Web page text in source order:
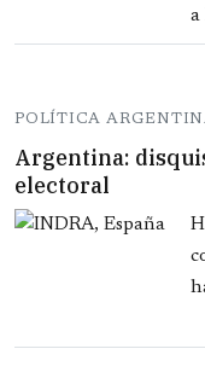
a
POLÍTICA
Argentina:
electoral